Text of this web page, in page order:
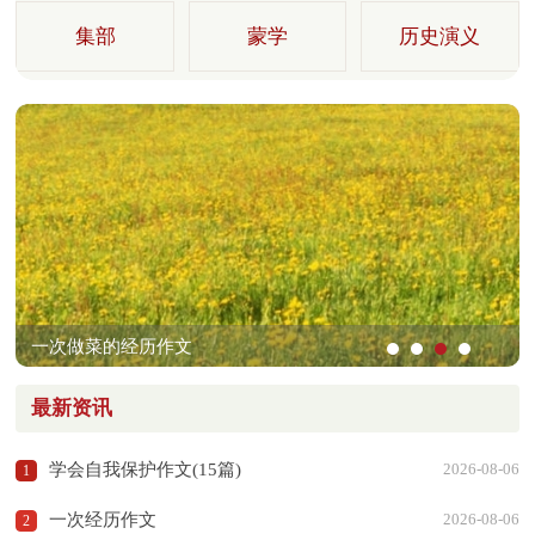
集部 蒙学 历史演义
地理
一次做菜的经历作文
艰难的选择作文集锦15篇
最新资讯
1 学会自我保护作文(15篇) 2026-08-06
2 一次经历作文 2026-08-06